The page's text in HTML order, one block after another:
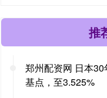
推
郑州配资网 日本
基点，至3.525%